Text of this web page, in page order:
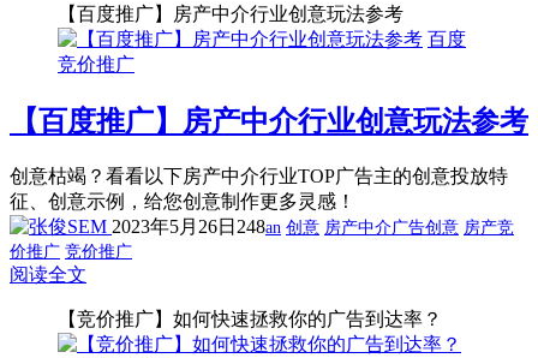
【百度推广】房产中介行业创意玩法参考
百度
竞价推广
【百度推广】房产中介行业创意玩法参考
创意枯竭？看看以下房产中介行业TOP广告主的创意投放特
征、创意示例，给您创意制作更多灵感！
2023年5月26日 248an 创意 房产中介广告创意 房产竞
价推广 竞价推广
阅读全文
【竞价推广】如何快速拯救你的广告到达率？